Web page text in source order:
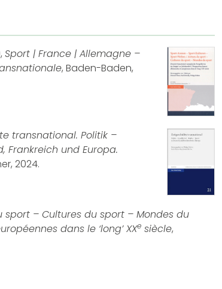
Sport | France | Allemagne –
, Baden-Baden,
transnational. Politik –
Frankreich und Europa.
2024.
sport – Cultures du sport – Mondes du
dans le ‘long’ XXe siècle,